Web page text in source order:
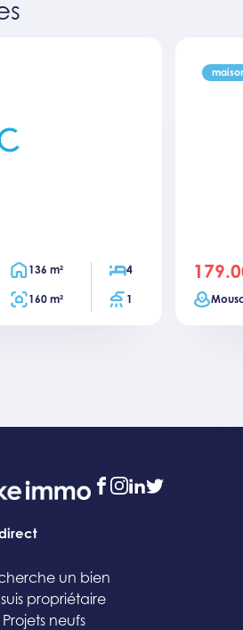
Surface habitable
136 m² Chambres
4
Surface totale
160 m² Salles de bain
1
price
Ville
facebook
instagram
linkedin
twitter
un bien
propriétaire
Projets neufs